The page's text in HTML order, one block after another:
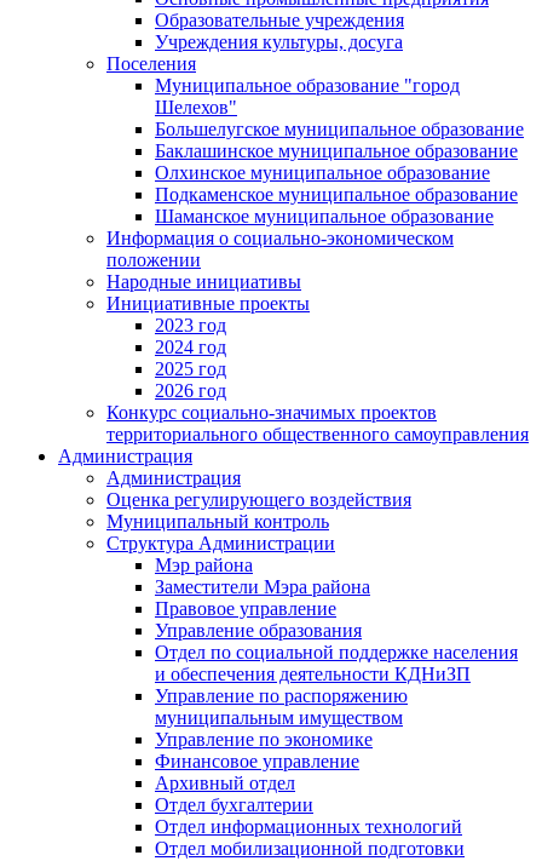
Образовательные учреждения
Учреждения культуры, досуга
Поселения
Муниципальное образование "город
Шелехов"
Большелугское муниципальное образование
Баклашинское муниципальное образование
Олхинское муниципальное образование
Подкаменское муниципальное образование
Шаманское муниципальное образование
Информация о социально-экономическом
положении
Народные инициативы
Инициативные проекты
2023 год
2024 год
2025 год
2026 год
Конкурс социально-значимых проектов
территориального общественного самоуправления
Администрация
Администрация
Оценка регулирующего воздействия
Муниципальный контроль
Структура Администрации
Мэр района
Заместители Мэра района
Правовое управление
Управление образования
Отдел по социальной поддержке населения
и обеспечения деятельности КДНиЗП
Управление по распоряжению
муниципальным имуществом
Управление по экономике
Финансовое управление
Архивный отдел
Отдел бухгалтерии
Отдел информационных технологий
Отдел мобилизационной подготовки